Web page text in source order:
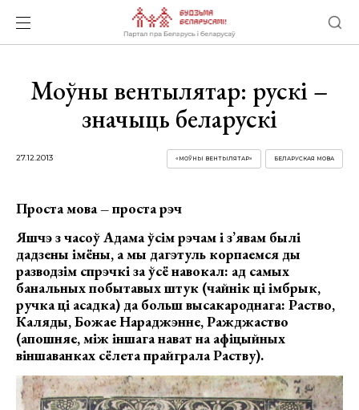
Моўны вентылятар: рускі –
значыць беларускі
27.12.2013 БЕЛАРУСКАЯ МОВА
«MОЎНЫ ВЕНТЫЛЯТАР»
Проста мова – проста рэч
Яшчэ з часоў Адама ўсім рэчам і з’явам былі
дадзены імёны, а мы дагэтуль корпаемся ды
разводзім спрэчкі за ўсё навокал: ад самых
банальных побытавых штук (чайнік ці імбрык,
ручка ці асадка) да больш высакароднага: Раство,
Каляды, Божае Нараджэнне, Ражджаство
(апошняе, між іншага нават на афіцыйных
віншаванках сёлета прайграла Раству).